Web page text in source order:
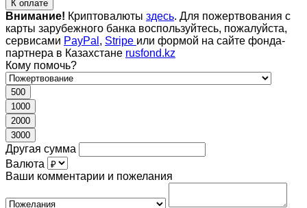
К оплате
Внимание! Криптовалюты здесь. Для пожертвования с
карты зарубежного банка воспользуйтесь, пожалуйста,
сервисами PayPal , Stripe или формой на сайте фонда-
партнера в Казахстане rusfond.kz
Кому помочь?
500
1000
2000
3000
Другая сумма
Валюта
Ваши комментарии и пожелания